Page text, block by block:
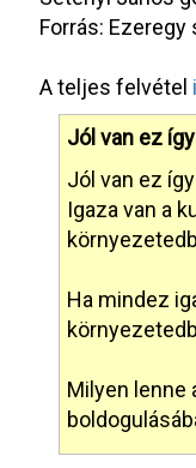
Forrás: Ezeregy
A teljes felvétel
Jól van ez
Jól van ez
Igaza van a
Ha mindez
Milyen lenne